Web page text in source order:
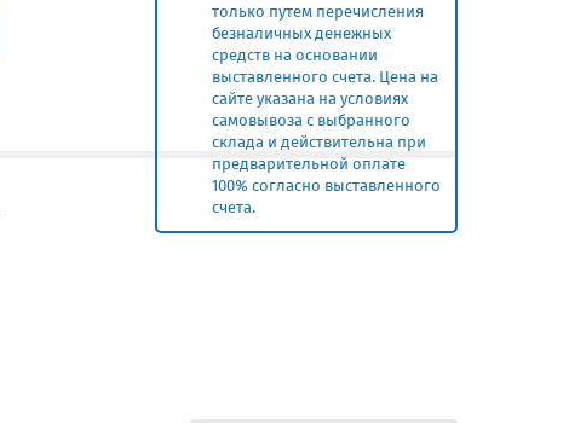
только путем перечисления
безналичных денежных
средств на основании
выставленного счета. Цена на
сайте указана на условиях
самовывоза с выбранного
склада и действительна при
предварительной оплате
100% согласно выставленного
счета.